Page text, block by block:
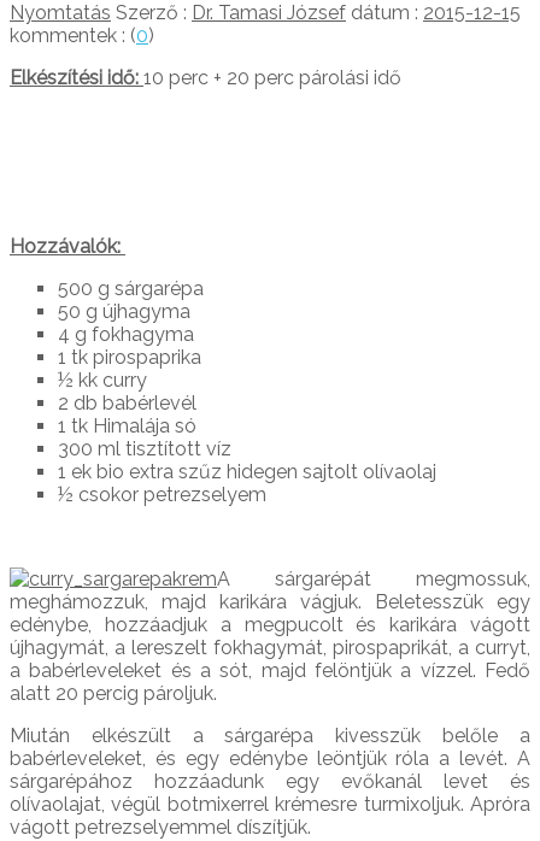
Nyomtatás Szerző : Dr. Tamasi József dátum : 2015-12-15
kommentek : (0)
Elkészítési idő: 10 perc + 20 perc párolási idő
Hozzávalók:
500 g sárgarépa
50 g újhagyma
4 g fokhagyma
1 tk pirospaprika
½ kk curry
2 db babérlevél
1 tk Himalája só
300 ml tisztított víz
1 ek bio extra szűz hidegen sajtolt olívaolaj
½ csokor petrezselyem
A sárgarépát megmossuk,
meghámozzuk, majd karikára vágjuk. Beletesszük egy
edénybe, hozzáadjuk a megpucolt és karikára vágott
újhagymát, a lereszelt fokhagymát, pirospaprikát, a curryt,
a babérleveleket és a sót, majd felöntjük a vízzel. Fedő
alatt 20 percig pároljuk.
Miután elkészült a sárgarépa kivesszük belőle a
babérleveleket, és egy edénybe leöntjük róla a levét. A
sárgarépához hozzáadunk egy evőkanál levet és
olívaolajat, végül botmixerrel krémesre turmixoljuk. Apróra
vágott petrezselyemmel díszítjük.